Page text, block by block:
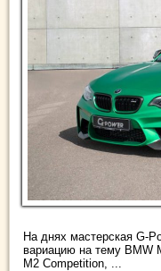
На днях мастерская G-
вариацию на тему BMW
M2 Competition, ...